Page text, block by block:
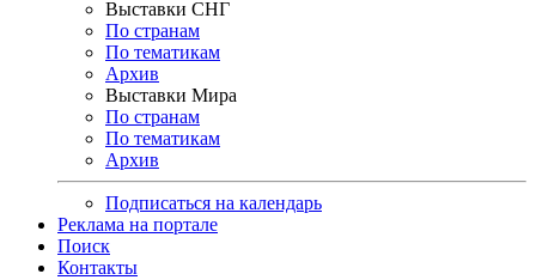
Выставки СНГ
По странам
По тематикам
Архив
Выставки Мира
По странам
По тематикам
Архив
Подписаться на календарь
Реклама на портале
Поиск
Контакты